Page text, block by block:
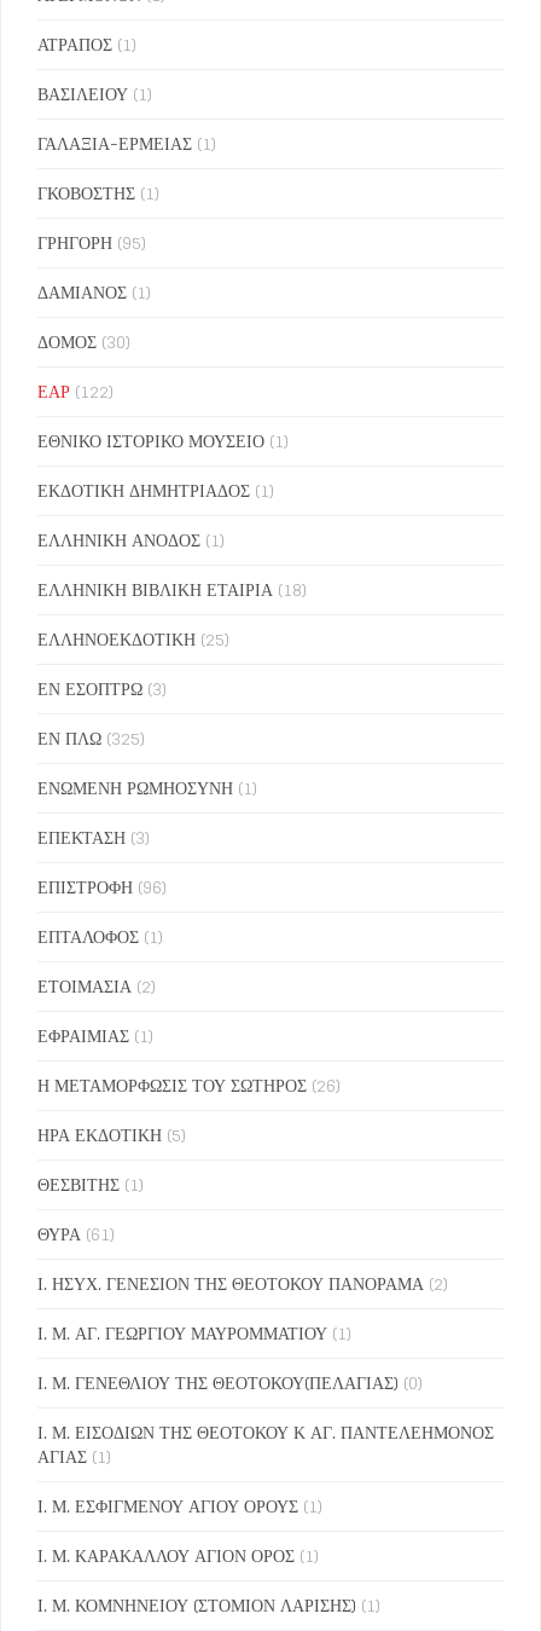
ΑΤΡΑΠΟΣ (1)
ΒΑΣΙΛΕΙΟΥ (1)
ΓΑΛΑΞΙΑ-ΕΡΜΕΙΑΣ (1)
ΓΚΟΒΟΣΤΗΣ (1)
ΓΡΗΓΟΡΗ (95)
ΔΑΜΙΑΝΟΣ (1)
ΔΟΜΟΣ (30)
ΕΑΡ (122)
ΕΘΝΙΚΟ ΙΣΤΟΡΙΚΟ ΜΟΥΣΕΙΟ (1)
ΕΚΔΟΤΙΚΗ ΔΗΜΗΤΡΙΑΔΟΣ (1)
ΕΛΛΗΝΙΚΗ ΑΝΟΔΟΣ (1)
ΕΛΛΗΝΙΚΗ ΒΙΒΛΙΚΗ ΕΤΑΙΡΙΑ (18)
ΕΛΛΗΝΟΕΚΔΟΤΙΚΗ (25)
ΕΝ ΕΣΟΠΤΡΩ (3)
ΕΝ ΠΛΩ (325)
ΕΝΩΜΕΝΗ ΡΩΜΗΟΣΥΝΗ (1)
ΕΠΕΚΤΑΣΗ (3)
ΕΠΙΣΤΡΟΦΗ (96)
ΕΠΤΑΛΟΦΟΣ (1)
ΕΤΟΙΜΑΣΙΑ (2)
ΕΦΡΑΙΜΙΑΣ (1)
Η ΜΕΤΑΜΟΡΦΩΣΙΣ ΤΟΥ ΣΩΤΗΡΟΣ (26)
ΗΡΑ ΕΚΔΟΤΙΚΗ (5)
ΘΕΣΒΙΤΗΣ (1)
ΘΥΡΑ (61)
Ι. ΗΣΥΧ. ΓΕΝΕΣΙΟΝ ΤΗΣ ΘΕΟΤΟΚΟΥ ΠΑΝΟΡΑΜΑ (2)
Ι. Μ. ΑΓ. ΓΕΩΡΓΙΟΥ ΜΑΥΡΟΜΜΑΤΙΟΥ (1)
Ι. Μ. ΓΕΝΕΘΛΙΟΥ ΤΗΣ ΘΕΟΤΟΚΟΥ(ΠΕΛΑΓΙΑΣ) (0)
Ι. Μ. ΕΙΣΟΔΙΩΝ ΤΗΣ ΘΕΟΤΟΚΟΥ Κ ΑΓ. ΠΑΝΤΕΛΕΗΜΟΝΟΣ
ΑΓΙΑΣ (1)
Ι. Μ. ΕΣΦΙΓΜΕΝΟΥ ΑΓΙΟΥ ΟΡΟΥΣ (1)
Ι. Μ. ΚΑΡΑΚΑΛΛΟΥ ΑΓΙΟΝ ΟΡΟΣ (1)
Ι. Μ. ΚΟΜΝΗΝΕΙΟΥ (ΣΤΟΜΙΟΝ ΛΑΡΙΣΗΣ) (1)